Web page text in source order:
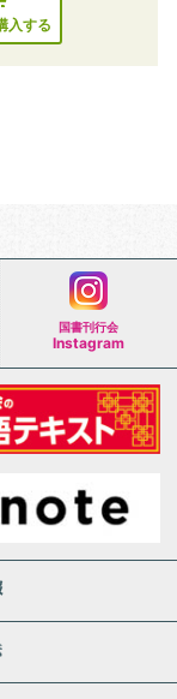
入する
国書刊行会
Instagram